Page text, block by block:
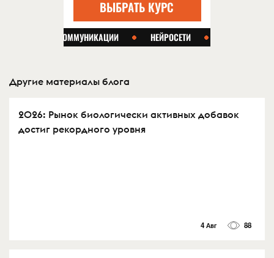
Другие материалы блога
2026: Рынок биологически активных добавок
достиг рекордного уровня
4 Авг 88